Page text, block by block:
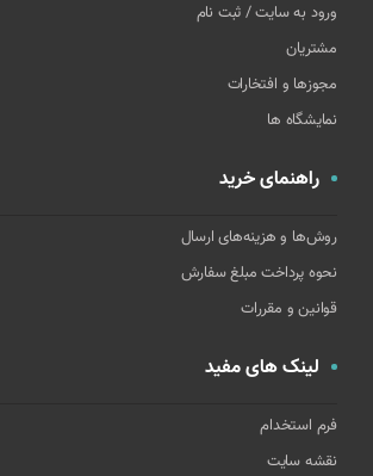
ورود به سایت / ثبت نام
مشتریان
مجوزها و افتخارات
نمایشگاه ها
راهنمای خرید
روش‌ها و هزینه‌های ارسال
نحوه پرداخت مبلغ سفارش
قوانین و مقررات
لینک های مفید
فرم استخدام
نقشه سایت